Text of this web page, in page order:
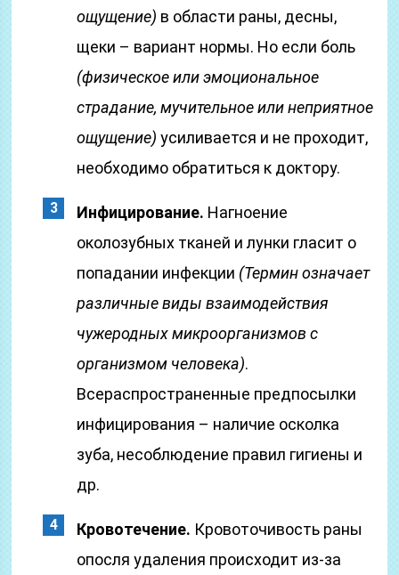
ощущение) в области раны, десны,
щеки – вариант нормы. Но если боль
(физическое или эмоциональное
страдание, мучительное или неприятное
ощущение) усиливается и не проходит,
необходимо обратиться к доктору.
Инфицирование. Нагноение
околозубных тканей и лунки гласит о
попадании инфекции (Термин означает
различные виды взаимодействия
чужеродных микроорганизмов с
организмом человека).
Всераспространенные предпосылки
инфицирования – наличие осколка
зуба, несоблюдение правил гигиены и
др.
Кровотечение. Кровоточивость раны
опосля удаления происходит из-за